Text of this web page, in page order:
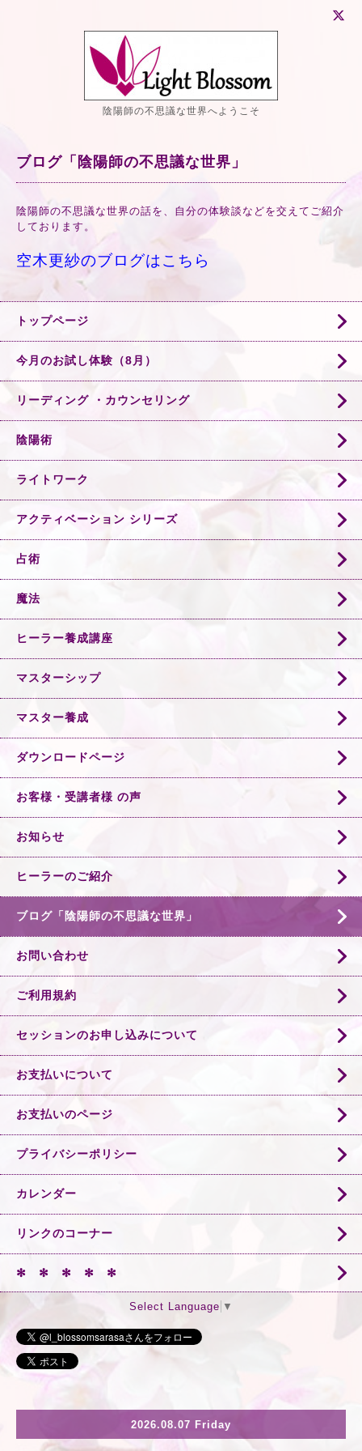
陰陽師の不思議な世界へようこそ
ブログ「陰陽師の不思議な世界」
陰陽師の不思議な世界の話を、自分の体験談などを交えてご紹介
しております。
空木更紗のブログはこちら
トップページ
今月のお試し体験（8月）
リーディング ・カウンセリング
陰陽術
ライトワーク
アクティベーション シリーズ
占術
魔法
ヒーラー養成講座
マスターシップ
マスター養成
ダウンロードページ
お客様・受講者様 の声
お知らせ
ヒーラーのご紹介
ブログ「陰陽師の不思議な世界」
お問い合わせ
ご利用規約
セッションのお申し込みについて
お支払いについて
お支払いのページ
プライバシーポリシー
カレンダー
リンクのコーナー
✻ ✻ ✻ ✻ ✻
Select Language ▼
2026.08.07 Friday